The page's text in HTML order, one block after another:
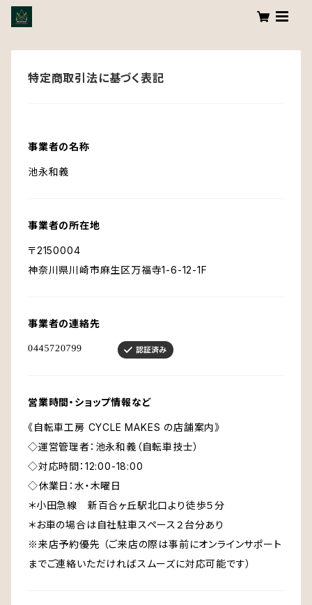
特定商取引法に基づく表記
事業者の名称
池永和義
事業者の所在地
〒2150004
神奈川県川崎市麻生区万福寺1-6-12-1F
事業者の連絡先
営業時間・ショップ情報など
《自転車工房 CYCLE MAKES の店舗案内》
◇運営管理者：池永和義（自転車技士）
◇対応時間：12:00-18:00
◇休業日：水・木曜日
＊小田急線 新百合ヶ丘駅北口より徒歩５分
＊お車の場合は自社駐車スペース２台分あり
※来店予約優先 （ご来店の際は事前にオンラインサポート
までご連絡いただければスムーズに対応可能です）